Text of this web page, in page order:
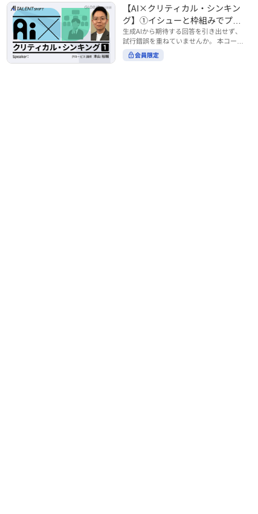
earch?tag=AI%E3%83%AF%E3%83%B
C%E3%82%AF%E3%82%B7%E3%83%
95%E3%83%88 ※本コースは、AIのマネ
ジメント活用を学ぶ「AIビジネスシフ
ト」シリーズの一環として提供していま
す。 ※本動画は、制作時点の情報に基づ
ル https://unlimited.globis.co.jp/ja/co
urses/598f3254/ ※本コースは、AI時代
のビジネススキルを学ぶ「AIタレントシ
フト」シリーズの一環として提供してい
ます。 https://unlimited.globis.co.jp/j
a/tags/AI%E3%82%BF%E3%83%AC%E
トの時間をやりくりするために、真っ先
に削りがちなのが「睡眠」時間。 実は
今、日本社会は世界と比較して「最も眠
らない国」だということもわかってきて
います。 慢性的な睡眠不足は、心身の健
康に悪影響なだけでなく、仕事のパフォ
ーマンスにも当然大きな影響を与え、社
【AI×クリティカル・シンキン
グ】①イシューと枠組みでプロ
ンプトを磨く
生成AIから期待する回答を引き出せず、
試行錯誤を重ねていませんか。 本コース
では、生成AI活用の質を高める鍵とし
て、クリティカル・シンキングの視点か
会員限定